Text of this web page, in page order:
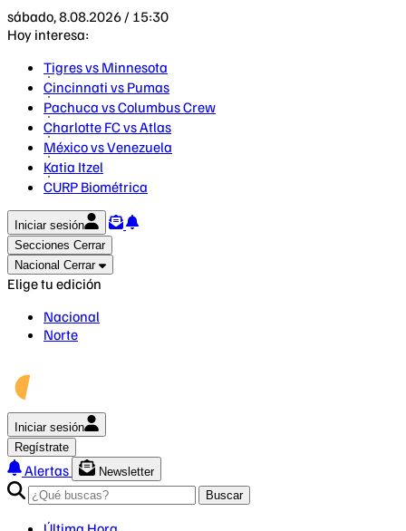
sábado, 8.08.2026 / 15:30
Hoy interesa:
Tigres vs Minnesota
Cincinnati vs Pumas
Pachuca vs Columbus Crew
Charlotte FC vs Atlas
México vs Venezuela
Katia Itzel
CURP Biométrica
Iniciar sesión
Secciones Cerrar
Nacional Cerrar
Elige tu edición
Nacional
Norte
Iniciar sesión
Regístrate
Alertas
Newsletter
Buscar